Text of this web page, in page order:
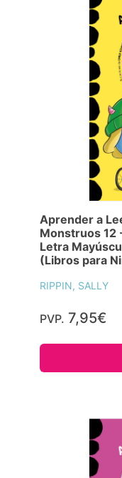
Aprender a
Monstruos 12
Letra
(Libros para
RIPPIN, SALLY
PVP. 7,95€